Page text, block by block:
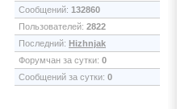
Сообщений: 132860
Пользователей: 2822
Последний: Hizhnjak
Форумчан за сутки: 0
Сообщений за сутки: 0